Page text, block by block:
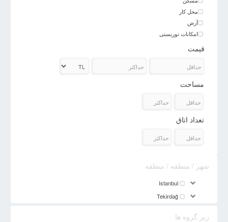
محل کار
أرض
امکانات توریستی
قیمت
مساحت
تعداد اتاق
شهر / منطقه / منطقه
Istanbul
Tekirdağ
زیر گروه ها